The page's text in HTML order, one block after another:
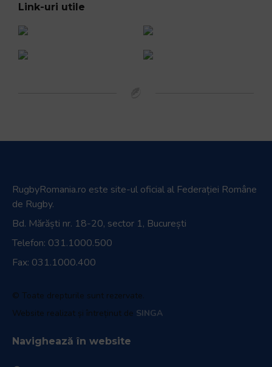
Link-uri utile
RugbyRomania.ro este site-ul oficial al Federației Române
de Rugby.
Bd. Mărăști nr. 18-20, sector 1, București
Telefon: 031.1000.500
Fax: 031.1000.400
© Toate drepturile sunt rezervate.
Website realizat și întreținut de SINGA
Navighează în website